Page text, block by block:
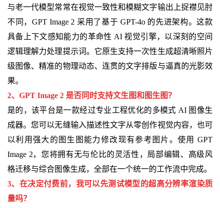
与老一代模型常常在视觉一致性和模糊文字输出上捉襟见肘
不同，GPT Image 2 采用了基于 GPT-4o 的先进架构。这款
具备上下文感知能力的革命性 AI 视觉引擎，以深刻的空间
逻辑理解力处理提示词。它原生支持一次性生成超清晰照片
级图像、精准的物理动态、连贯的文字排版与逼真的光影效
果。
2、GPT Image 2 是否同时支持文生图和图生图？
是的，该平台是一款经过专业工程优化的多模式 AI 图像生
成器。您可以无缝输入描述性文字从零创作视觉内容，也可
以利用强大的图生图能力修改现有参考图片。使用 GPT
Image 2，您将拥有无与伦比的灵活性，局部编辑、高级风
格迁移与综合图像生成，全部在一个统一的工作流中完成。
3、在决定付费前，我可以先测试模型的超高分辨率渲染质
量吗？